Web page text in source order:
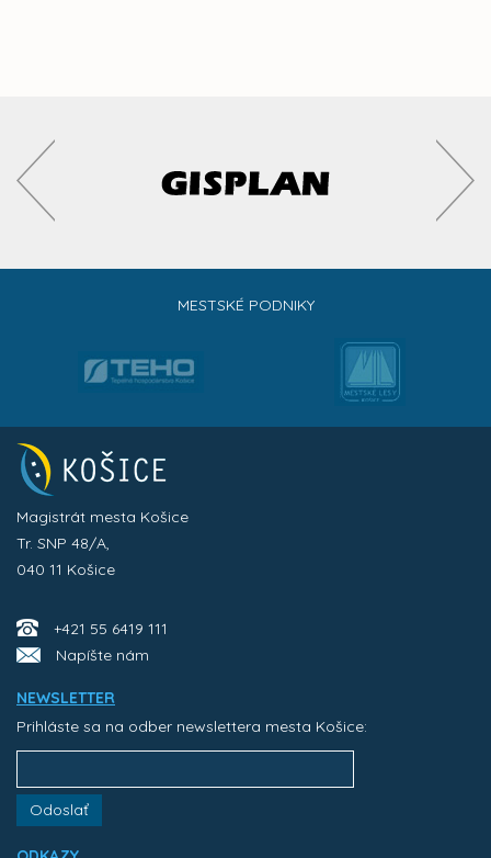
MESTSKÉ PODNIKY
Magistrát mesta Košice
Tr. SNP 48/A,
040 11 Košice
+421 55 6419 111
Napíšte nám
NEWSLETTER
Prihláste sa na odber newslettera mesta Košice:
Odoslať